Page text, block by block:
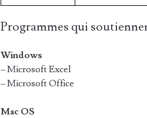
Programmes qui
Windows
– Microsoft Excel
– Microsoft Office
Mac OS